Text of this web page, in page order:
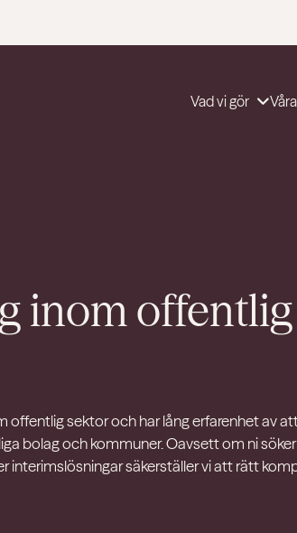
Vad vi gör
inom offentlig
offentlig sektor och har lång erfarenhet av
bolag och kommuner. Oavsett om ni
interimslösningar säkerställer vi att rätt